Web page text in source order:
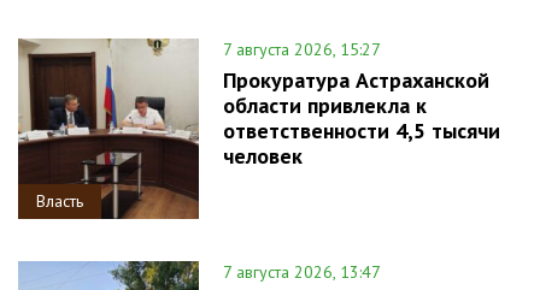
Власть
7 августа 2026, 15:27
Прокуратура Астраханской
области привлекла к
ответственности 4,5 тысячи
человек
7 августа 2026, 13:47